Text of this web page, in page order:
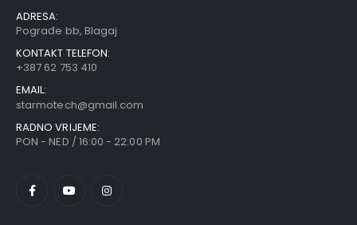
ADRESA:
Pograđe bb, Blagaj
KONTAKT TELEFON:
+387 62 753 410
EMAIL:
starmotech@gmail.com
RADNO VRIJEME:
PON - NED / 16:00 - 22:00 PM